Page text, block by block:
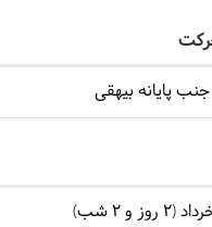
جنب پایانه بیهقی